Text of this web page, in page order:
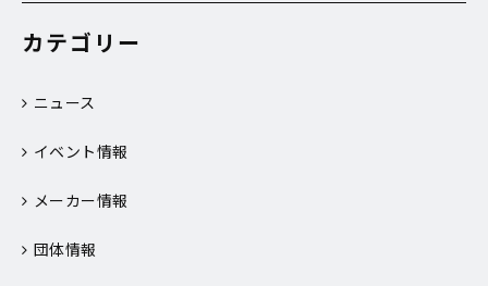
カテゴリー
ニュース
イベント情報
メーカー情報
団体情報